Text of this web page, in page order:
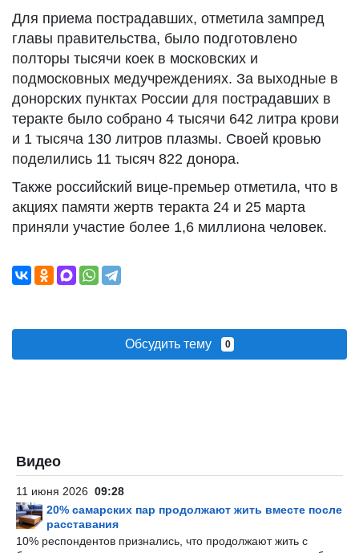
Для приема пострадавших, отметила зампред
главы правительства, было подготовлено
полторы тысячи коек в московских и
подмосковных медучреждениях. За выходные в
донорских пунктах России для пострадавших в
теракте было собрано 4 тысячи 642 литра крови
и 1 тысяча 130 литров плазмы. Своей кровью
поделились 11 тысяч 822 донора.
Также российский вице-премьер отметила, что в
акциях памяти жертв теракта 24 и 25 марта
приняли участие более 1,6 миллиона человек.
Обсудить тему 0
Видео
11 июня 2026 09:28
20% самарских пар продолжают жить вместе после
расставания
10% респондентов признались, что продолжают жить с